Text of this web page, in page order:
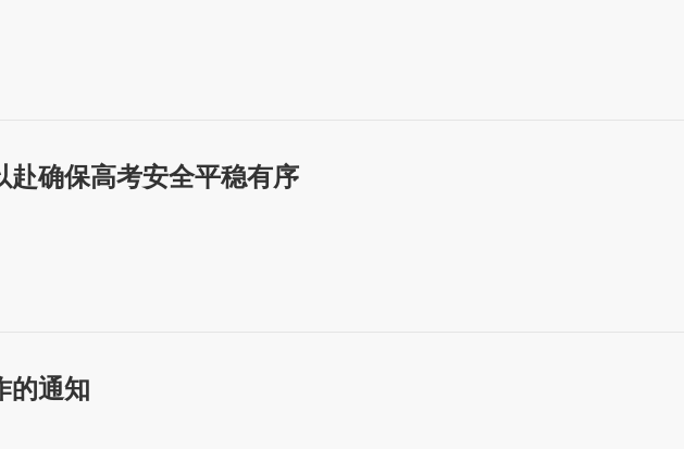
赴确保高考安全平稳有序
的通知